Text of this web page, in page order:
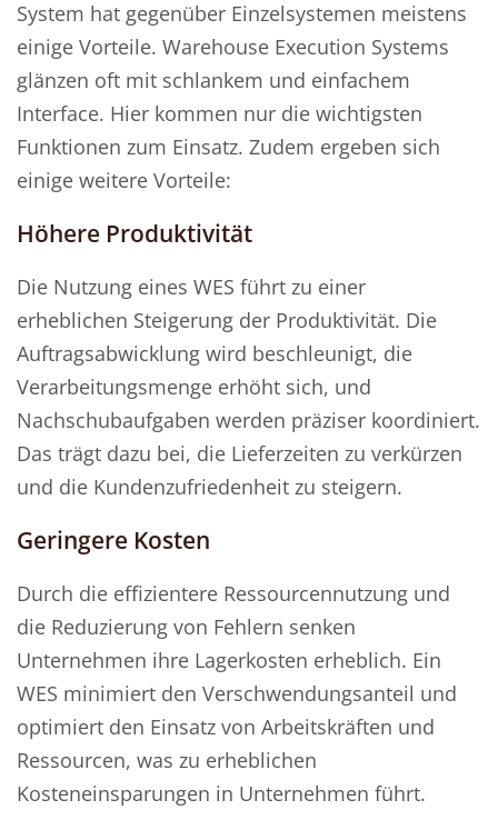
System hat gegenüber Einzelsystemen meistens
einige Vorteile. Warehouse Execution Systems
glänzen oft mit schlankem und einfachem
Interface. Hier kommen nur die wichtigsten
Funktionen zum Einsatz. Zudem ergeben sich
einige weitere Vorteile:
Höhere Produktivität
Die Nutzung eines WES führt zu einer
erheblichen Steigerung der Produktivität. Die
Auftragsabwicklung wird beschleunigt, die
Verarbeitungsmenge erhöht sich, und
Nachschubaufgaben werden präziser koordiniert.
Das trägt dazu bei, die Lieferzeiten zu verkürzen
und die Kundenzufriedenheit zu steigern.
Geringere Kosten
Durch die effizientere Ressourcennutzung und
die Reduzierung von Fehlern senken
Unternehmen ihre Lagerkosten erheblich. Ein
WES minimiert den Verschwendungsanteil und
optimiert den Einsatz von Arbeitskräften und
Ressourcen, was zu erheblichen
Kosteneinsparungen in Unternehmen führt.